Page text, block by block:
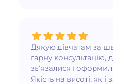
Дякую дівчатам за
гарну консультацію,
зв’язалися і
Якість на висоті, як і